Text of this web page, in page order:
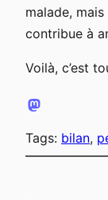
malade,
contribue à
Voilà, c’est
Tags: bilan,